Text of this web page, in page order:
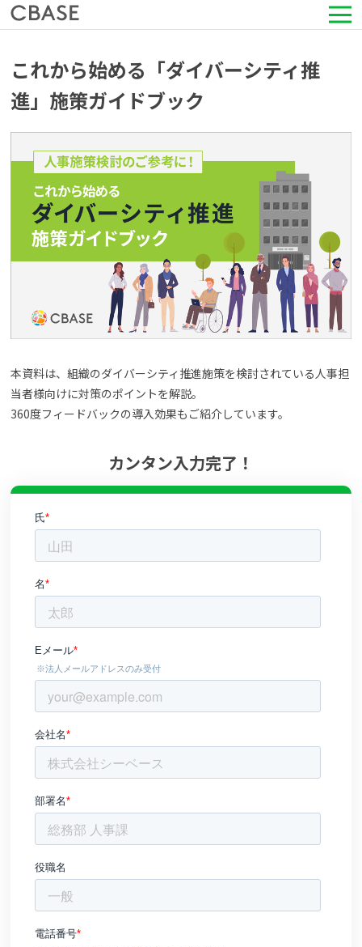
活用シーン
導入事例
セミナー情報
HRコラム
会社情報
よくある質問
これから始める「ダイバーシティ推
進」施策ガイドブック
本資料は、組織のダイバーシティ推進施策を検討されている人事担
当者様向けに対策のポイントを解説。
360度フィードバックの導入効果もご紹介しています。
カンタン入力完了！